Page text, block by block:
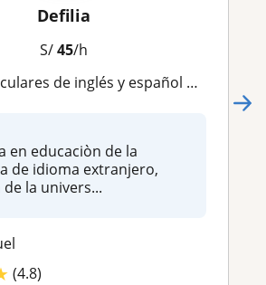
Defilia
S/45/h
y español para extranjeros. ( online and face to face)
en educaciòn de la
de idioma extranjero,
la univers...
(4.8)